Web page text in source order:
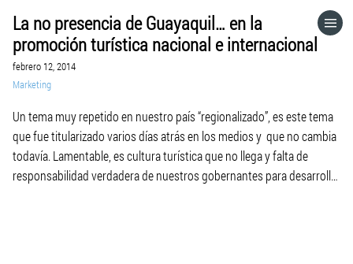
La no presencia de Guayaquil… en la
promoción turística nacional e internacional
febrero 12, 2014
Marketing
Un tema muy repetido en nuestro país “regionalizado”, es este tema
que fue titularizado varios días atrás en los medios y que no cambia
todavía. Lamentable, es cultura turística que no llega y falta de
responsabilidad verdadera de nuestros gobernantes para desarrollar
HOME
IR A
VISITA EL SITIO WEB